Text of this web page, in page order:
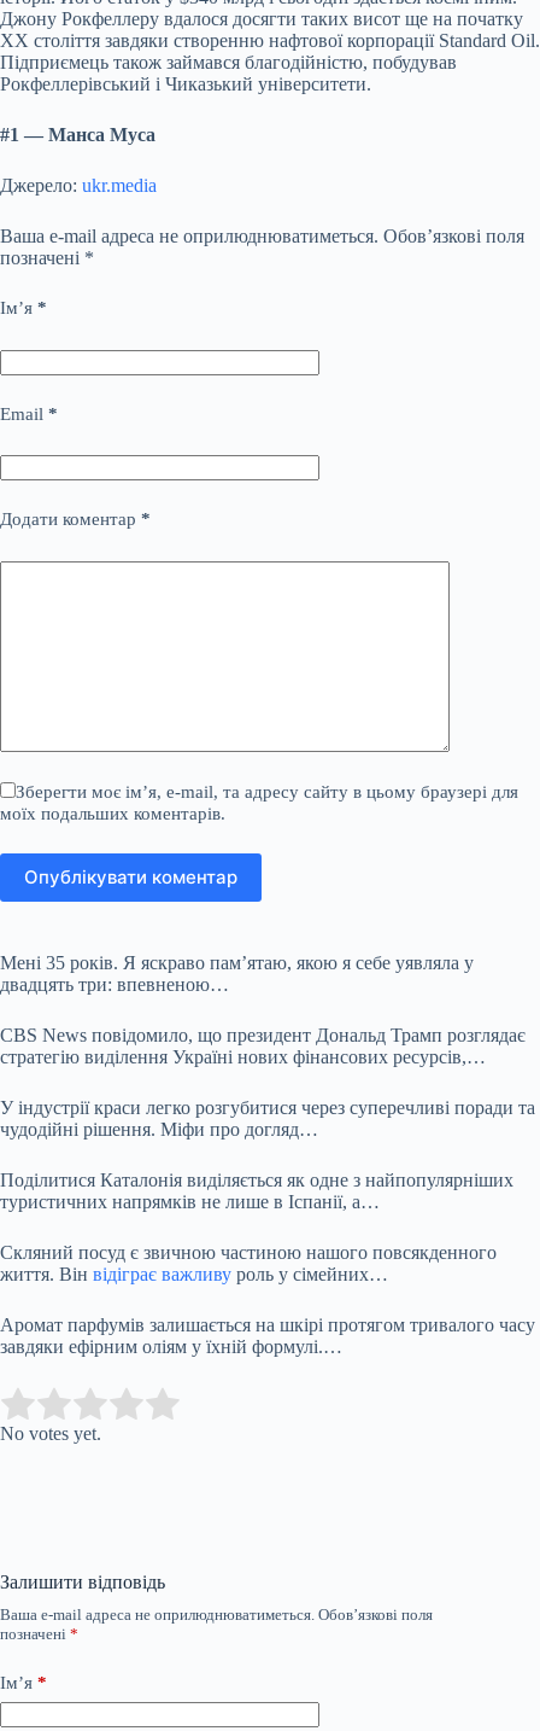
Джону Рокфеллеру вдалося досягти таких висот ще на початку
XX століття завдяки створенню нафтової корпорації Standard Oil.
Підприємець також займався благодійністю, побудував
Рокфеллерівський і Чиказький університети.
#1 — Манса Муса
Джерело: ukr.media
Ваша e-mail адреса не оприлюднюватиметься. Обов’язкові поля
позначені *
Ім’я *
Email *
Додати коментар *
Зберегти моє ім’я, e-mail, та адресу сайту в цьому браузері для
моїх подальших коментарів.
Опублікувати коментар
Мені 35 років. Я яскраво пам’ятаю, якою я себе уявляла у
двадцять три: впевненою…
CBS News повідомило, що президент Дональд Трамп розглядає
стратегію виділення Україні нових фінансових ресурсів,…
У індустрії краси легко розгубитися через суперечливі поради та
чудодійні рішення. Міфи про догляд…
Поділитися Каталонія виділяється як одне з найпопулярніших
туристичних напрямків не лише в Іспанії, а…
Скляний посуд є звичною частиною нашого повсякденного
життя. Він відіграє важливу роль у сімейних…
Аромат парфумів залишається на шкірі протягом тривалого часу
завдяки ефірним оліям у їхній формулі.…
Rate this item:
No votes yet.
Залишити відповідь
Ваша e-mail адреса не оприлюднюватиметься. Обов’язкові поля
позначені *
Ім’я *